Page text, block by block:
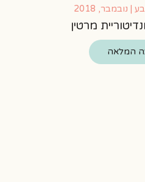
2018
מרטין
המלאה